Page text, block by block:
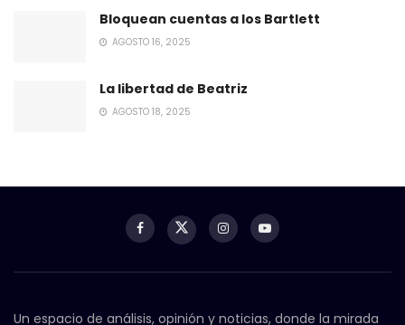
Bloquean cuentas a los Bartlett
AGOSTO 16, 2025
La libertad de Beatriz
AGOSTO 18, 2025
Un espacio de análisis, opinión y noticias, donde la mirada